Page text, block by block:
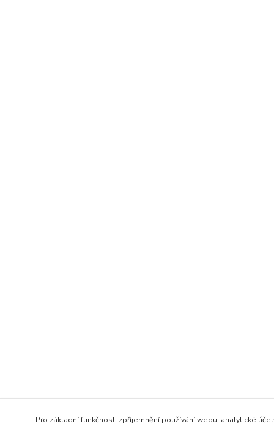
Pro základní funkčnost, zpříjemnění používání webu, analytické